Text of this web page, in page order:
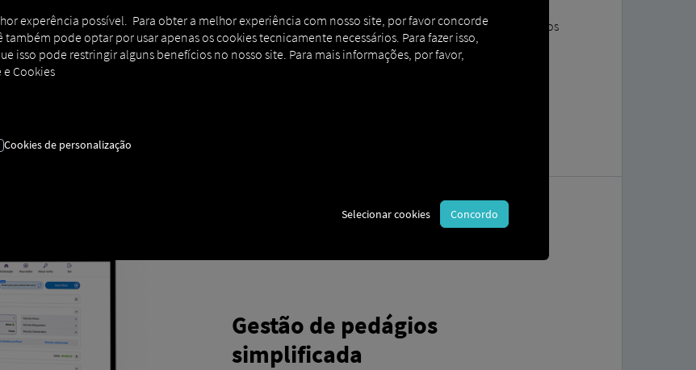
Gerencie veículos, bloqueios, extratos e movimentações em tempo real com poucos
cliques, direto no portal ou pelo app.
Gestão de pedágios
simplificada
experência possível. Para obter a melhor experiência com nosso site, por favor concorde
pode optar por usar apenas os cookies tecnicamente necessários. Para fazer isso,
isso pode restringir alguns benefícios no nosso site. Para mais informações, por favor,
Cookies
Cookies de personalização
Selecionar cookies Concordo